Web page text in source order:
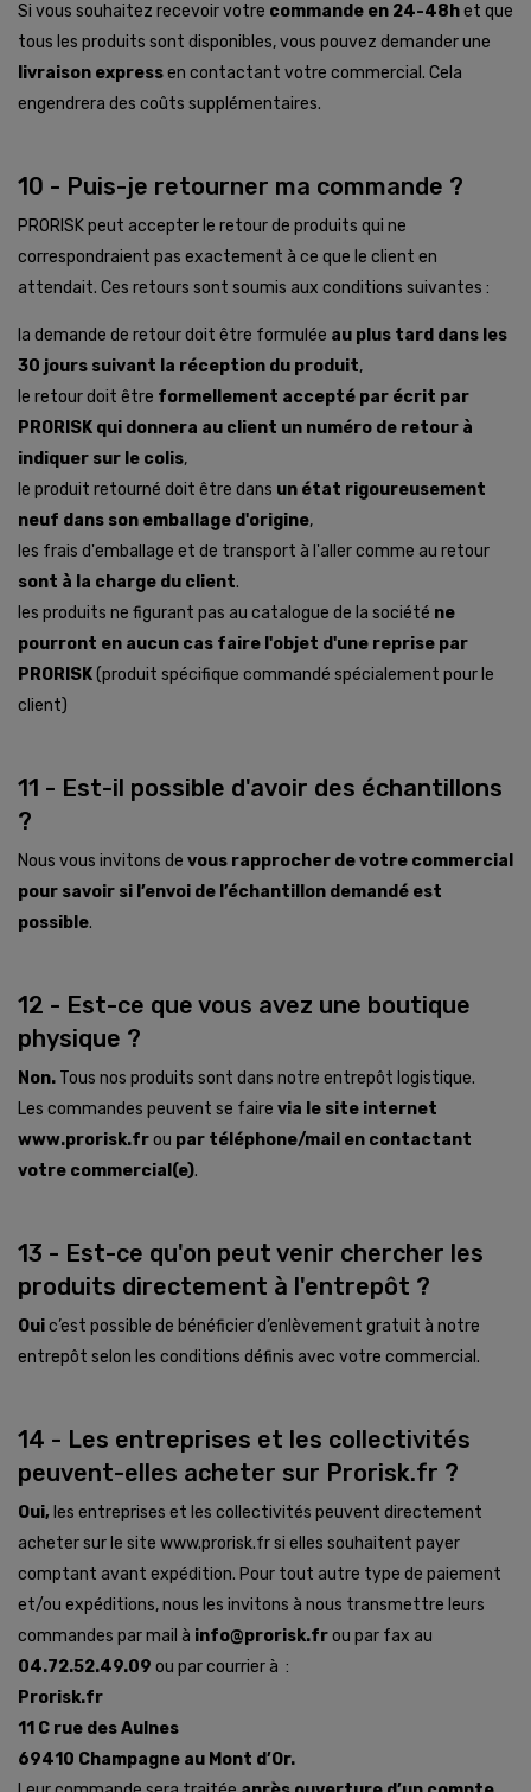
Si vous souhaitez recevoir votre commande en 24-48het que
tous les produits sont disponibles, vous pouvez demander une
livraison expressen contactant votre commercial. Cela
engendrera des coûts supplémentaires.
10 - Puis-je retourner ma commande ?
PRORISK peut accepter le retour de produits qui ne
correspondraient pas exactement à ce que le client en
attendait. Ces retours sont soumis aux conditions suivantes :
la demande de retour doit être formulée au plus tard dans les
30 jours suivant la réception du produit,
le retour doit être formellement accepté par écrit par
PRORISK qui donnera au client un numéro de retour à
indiquer sur le colis,
le produit retourné doit être dans un état rigoureusement
neuf dans son emballage d'origine,
les frais d'emballage et de transport à l'aller comme au retour
sont à la charge du client.
les produits ne figurant pas au catalogue de la société ne
pourront en aucun cas faire l'objet d'une reprise par
PRORISK(produit spécifique commandé spécialement pour le
client)
11 - Est-il possible d'avoir des échantillons
?
Nous vous invitons de vous rapprocher de votre commercial
pour savoir si l’envoi de l’échantillon demandé est
possible.
12 - Est-ce que vous avez une boutique
physique ?
Non. Tous nos produits sont dans notre entrepôt logistique.
Les commandes peuvent se faire via le site internet
www.prorisk.frou par téléphone/mail en contactant
votre commercial(e).
13 - Est-ce qu'on peut venir chercher les
produits directement à l'entrepôt ?
Ouic’est possible de bénéficier d’enlèvement gratuit à notre
entrepôt selon les conditions définis avec votre commercial.
14 - Les entreprises et les collectivités
peuvent-elles acheter sur Prorisk.fr ?
Oui, les entreprises et les collectivités peuvent directement
acheter sur le site www.prorisk.fr si elles souhaitent payer
comptant avant expédition. Pour tout autre type de paiement
et/ou expéditions, nous les invitons à nous transmettre leurs
commandes par mail à info@prorisk.frou par fax au
04.72.52.49.09 ou par courrier à :
Prorisk.fr
11 C rue des Aulnes
69410 Champagne au Mont d’Or.